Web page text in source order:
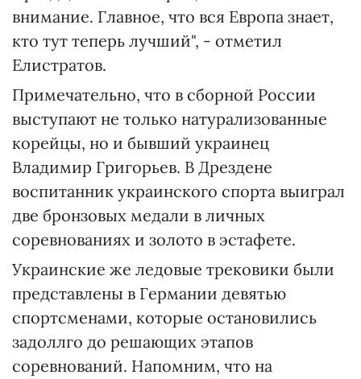
внимание. Главное, что вся Европа знает,
кто тут теперь лучший", - отметил
Елистратов.
Примечательно, что в сборной России
выступают не только натурализованные
корейцы, но и бывший украинец
Владимир Григорьев. В Дрездене
воспитанник украинского спорта выиграл
две бронзовых медали в личных
соревнованиях и золото в эстафете.
Украинские же ледовые трековики были
представлены в Германии девятью
спортсменами, которые остановились
задоллго до решающих этапов
соревнований. Напомним, что на